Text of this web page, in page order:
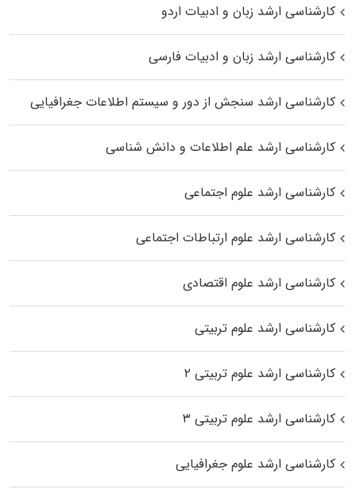
کارشناسی ارشد زبان و ادبیات اردو
کارشناسی ارشد زبان و ادبیات فارسی
کارشناسی ارشد سنجش از دور و سیستم اطلاعات جغرافیایی
کارشناسی ارشد علم اطلاعات و دانش شناسی
کارشناسی ارشد علوم اجتماعی
کارشناسی ارشد علوم ارتباطات اجتماعی
کارشناسی ارشد علوم اقتصادی
کارشناسی ارشد علوم تربیتی
کارشناسی ارشد علوم تربیتی ۲
کارشناسی ارشد علوم تربیتی ۳
کارشناسی ارشد علوم جغرافیایی